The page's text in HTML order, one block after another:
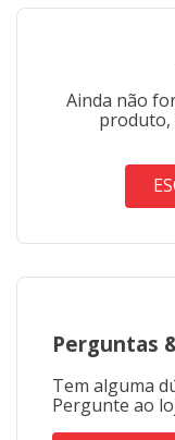
Ainda não
produto,
Perguntas
Tem alguma
Pergunte ao